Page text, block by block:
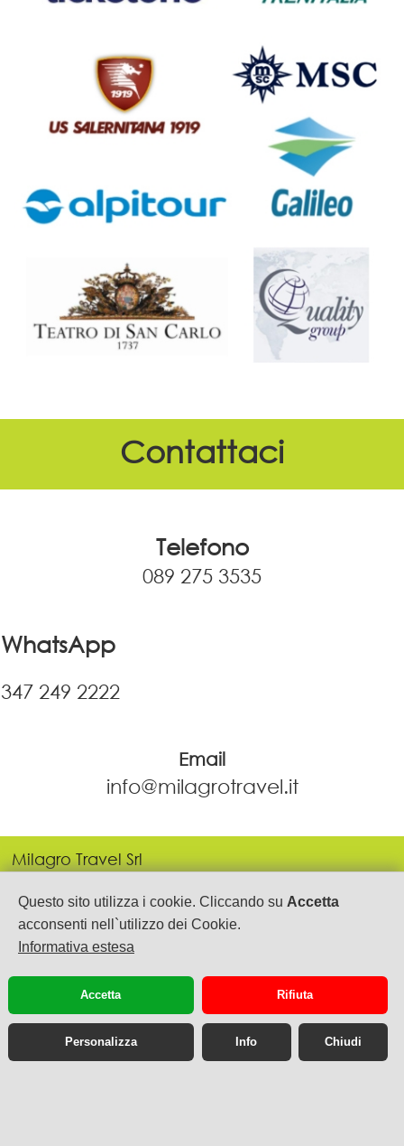
Questo sito utilizza i cookie. Cliccando su Accetta
acconsenti nell`utilizzo dei Cookie.
Informativa estesa
Accetta Rifiuta
Personalizza Info Chiudi
Contattaci
Telefono
089 275 3535
WhatsApp
347 249 2222
Email
info@milagrotravel.it
Milagro Travel Srl
Via Gen. Armando Diaz, 21
Salerno
089.2753535-250105
privacy cookie